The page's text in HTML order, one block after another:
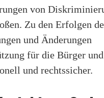
von
Zu den Erfolgen
und Änderungen
für die Bürger
und rechtssicher.